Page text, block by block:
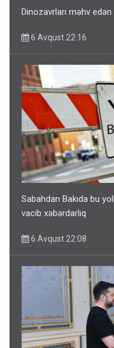
Dinozavrları məhv
6 Avqust 22:16
Sabahdan Bakıda bu
vacib xəbərdarlıq
6 Avqust 22:08